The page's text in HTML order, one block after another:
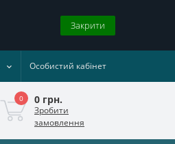
Закрити
Особистий кабінет
0 0 грн.
Зробити
замовлення